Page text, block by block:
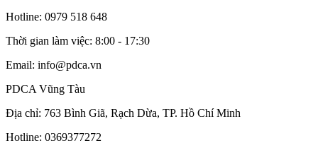
Hotline: 0979 518 648
Thời gian làm việc: 8:00 - 17:30
Email: info@pdca.vn
PDCA Vũng Tàu
Địa chỉ: 763 Bình Giã, Rạch Dừa, TP. Hồ Chí Minh
Hotline: 0369377272